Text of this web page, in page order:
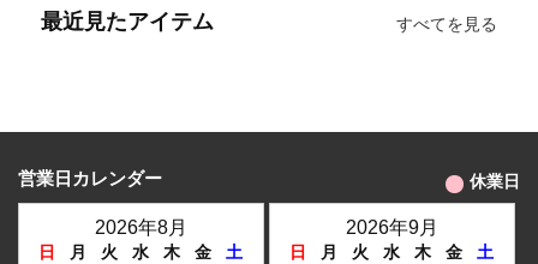
最近見たアイテム すべてを見る
営業日カレンダー 休業日
2026年8月
日 月 火 水 木 金
土
2026年9月
日 月 火 水 木 金
土